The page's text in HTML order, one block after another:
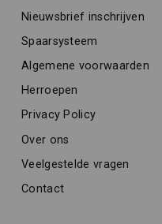
Nieuwsbrief inschrijven
Spaarsysteem
Algemene voorwaarden
Herroepen
Privacy Policy
Over ons
Veelgestelde vragen
Contact